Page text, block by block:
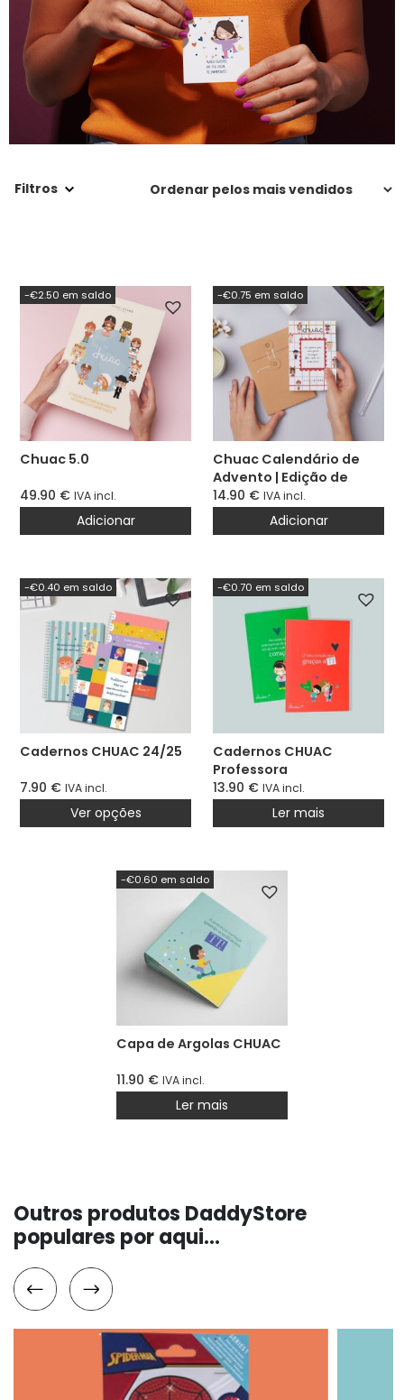
Filtros
Chuac 5.0
49.90 € IVA incl.
-€2.50 em saldo
Adicionar
Chuac Calendário de
Advento | Edição de
Natal🎄
14.90 € IVA incl.
-€0.75 em saldo
Adicionar
Cadernos CHUAC 24/25
7.90 € IVA incl.
-€0.40 em saldo
Ver opções
Cadernos CHUAC
Professora
13.90 € IVA incl.
-€0.70 em saldo
Ler mais
Capa de Argolas CHUAC
11.90 € IVA incl.
-€0.60 em saldo
Ler mais
Outros produtos DaddyStore
populares por aqui...